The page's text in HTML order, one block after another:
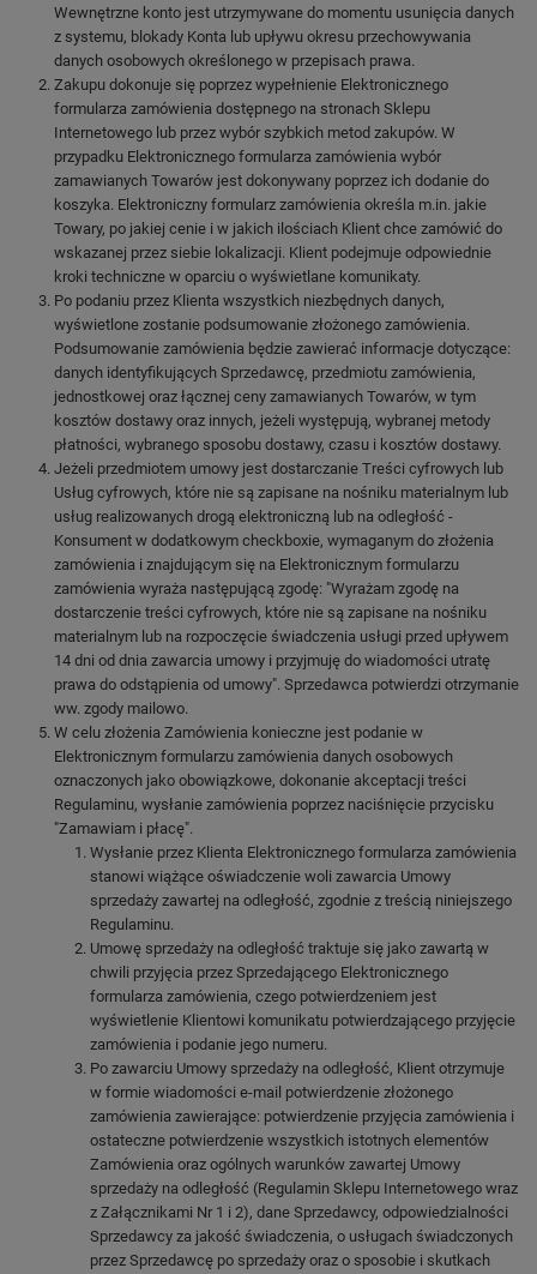
Wewnętrzne konto jest utrzymywane do momentu usunięcia danych
z systemu, blokady Konta lub upływu okresu przechowywania
danych osobowych określonego w przepisach prawa.
Zakupu dokonuje się poprzez wypełnienie Elektronicznego
formularza zamówienia dostępnego na stronach Sklepu
Internetowego lub przez wybór szybkich metod zakupów. W
przypadku Elektronicznego formularza zamówienia wybór
zamawianych Towarów jest dokonywany poprzez ich dodanie do
koszyka. Elektroniczny formularz zamówienia określa m.in. jakie
Towary, po jakiej cenie i w jakich ilościach Klient chce zamówić do
wskazanej przez siebie lokalizacji. Klient podejmuje odpowiednie
kroki techniczne w oparciu o wyświetlane komunikaty.
Po podaniu przez Klienta wszystkich niezbędnych danych,
wyświetlone zostanie podsumowanie złożonego zamówienia.
Podsumowanie zamówienia będzie zawierać informacje dotyczące:
danych identyfikujących Sprzedawcę, przedmiotu zamówienia,
jednostkowej oraz łącznej ceny zamawianych Towarów, w tym
kosztów dostawy oraz innych, jeżeli występują, wybranej metody
płatności, wybranego sposobu dostawy, czasu i kosztów dostawy.
Jeżeli przedmiotem umowy jest dostarczanie Treści cyfrowych lub
Usług cyfrowych, które nie są zapisane na nośniku materialnym lub
usług realizowanych drogą elektroniczną lub na odległość -
Konsument w dodatkowym checkboxie, wymaganym do złożenia
zamówienia i znajdującym się na Elektronicznym formularzu
zamówienia wyraża następującą zgodę: "Wyrażam zgodę na
dostarczenie treści cyfrowych, które nie są zapisane na nośniku
materialnym lub na rozpoczęcie świadczenia usługi przed upływem
14 dni od dnia zawarcia umowy i przyjmuję do wiadomości utratę
prawa do odstąpienia od umowy". Sprzedawca potwierdzi otrzymanie
ww. zgody mailowo.
W celu złożenia Zamówienia konieczne jest podanie w
Elektronicznym formularzu zamówienia danych osobowych
oznaczonych jako obowiązkowe, dokonanie akceptacji treści
Regulaminu, wysłanie zamówienia poprzez naciśnięcie przycisku
"Zamawiam i płacę".
Wysłanie przez Klienta Elektronicznego formularza zamówienia
stanowi wiążące oświadczenie woli zawarcia Umowy
sprzedaży zawartej na odległość, zgodnie z treścią niniejszego
Regulaminu.
Umowę sprzedaży na odległość traktuje się jako zawartą w
chwili przyjęcia przez Sprzedającego Elektronicznego
formularza zamówienia, czego potwierdzeniem jest
wyświetlenie Klientowi komunikatu potwierdzającego przyjęcie
zamówienia i podanie jego numeru.
Po zawarciu Umowy sprzedaży na odległość, Klient otrzymuje
w formie wiadomości e-mail potwierdzenie złożonego
zamówienia zawierające: potwierdzenie przyjęcia zamówienia i
ostateczne potwierdzenie wszystkich istotnych elementów
Zamówienia oraz ogólnych warunków zawartej Umowy
sprzedaży na odległość (Regulamin Sklepu Internetowego wraz
z Załącznikami Nr 1 i 2), dane Sprzedawcy, odpowiedzialności
Sprzedawcy za jakość świadczenia, o usługach świadczonych
przez Sprzedawcę po sprzedaży oraz o sposobie i skutkach